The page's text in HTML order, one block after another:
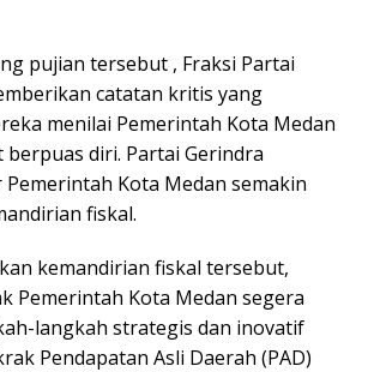
pujian tersebut , Fraksi Partai
catatan kritis yang
menilai Pemerintah Kota Medan
diri. Partai Gerindra
Kota Medan semakin
fiskal.
kemandirian fiskal tersebut,
Pemerintah Kota Medan segera
langkah strategis dan inovatif
Pendapatan Asli Daerah (PAD)